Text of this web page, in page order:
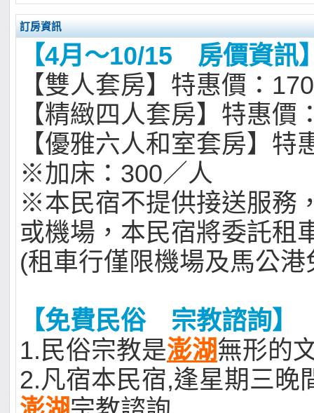
訂房資訊
【4月～10/15 房價資訊
【雙人套房】特惠價：
【精緻四人套房】特惠價
【優雅六人和室套房】特
※加床：300／人
※本民宿不提供接送服務
或機場，本民宿將委託租
(租車行僅限機場及馬公
【免費民俗 宗教諮詢】
1.民俗宗教是澎湖無形的
2.凡宿本民宿,逢星期三晚